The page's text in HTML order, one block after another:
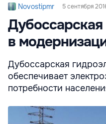
Novostipmr 5 сентября
в
Дубоссарская
обеспечивает
потребности